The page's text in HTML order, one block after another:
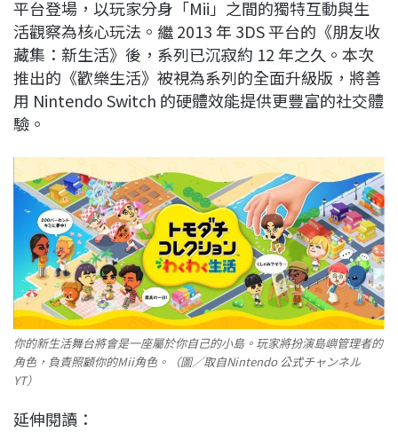
平台登場，以玩家分身「Mii」之間的獨特互動與生
活觀察為核心玩法。繼 2013 年 3DS 平台的《朋友收
藏集：新生活》後，系列已沉寂約 12 年之久。本次
推出的《歡樂生活》被視為系列的全面升級版，將善
用 Nintendo Switch 的硬體效能提供更豐富的社交體
驗。
你的新生活舞台將會是一座屬於你自己的小島。玩家將扮演島嶼管理者的
角色，負責照顧你的Mii角色。（圖／取自Nintendo 公式チャンネル
YT）
延伸閱讀：